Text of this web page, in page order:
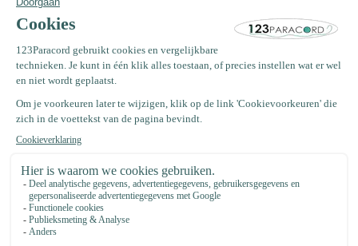
Productomschrijving
Specificaties
Recent bekeken